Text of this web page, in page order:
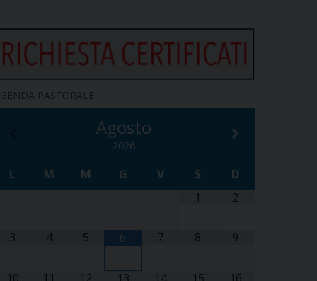
PASTORALE
Agosto
2026
L M M G V S
D
1
2
3 4 5 6 7 8 9